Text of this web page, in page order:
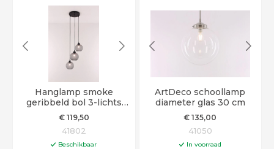
Hanglamp smoke
geribbeld bol 3-lichts
120cm
€119,50
41802
Beschikbaar
ArtDeco schoollamp
diameter glas 30 cm
€ 135,00
41050
In voorraad